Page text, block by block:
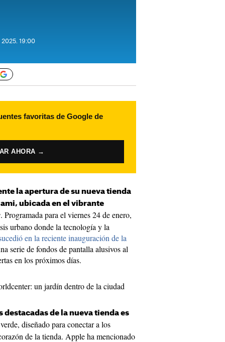
2025. 19:00
favoritas de Google de
AHORA →
la apertura de su nueva tienda
ubicada en el vibrante
. Programada para el viernes 24 de enero,
urbano donde la tecnología y la
en la reciente inauguración de la
serie de fondos de pantalla alusivos al
en los próximos días.
un jardín dentro de la ciudad
destacadas de la nueva tienda es
diseñado para conectar a los
de la tienda. Apple ha mencionado